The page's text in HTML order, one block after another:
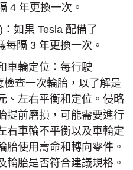
4 年更換一次。
如果 Tesla 配備了
每隔 3 年更換一次。
車輪定位：每行駛
查一次輪胎，以了解是
、左右平衡和定位。侵略
提前磨損，可能需要進行
右車輪不平衡以及車輪定
胎使用壽命和轉向零件。
輪胎是否符合建議規格。